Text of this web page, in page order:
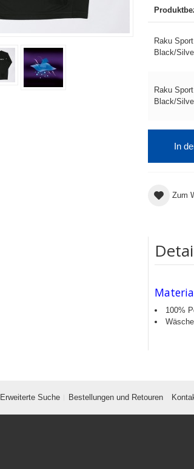
Raku
Black/
Raku
Black/
In
Zum
100%
Erweiterte Suche Bestellungen und Retouren